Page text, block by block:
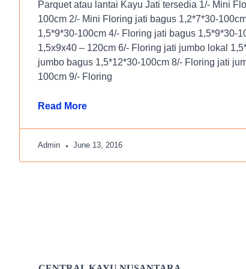
Parquet atau lantai Kayu Jati tersedia 1/- Mini
100cm 2/- Mini Floring jati bagus 1,2*7*30-
1,5*9*30-100cm 4/- Floring jati bagus 1,5*9*30-
1,5x9x40 – 120cm 6/- Floring jati jumbo lokal
jumbo bagus 1,5*12*30-100cm 8/- Floring jati
100cm 9/- Floring
Read More
Admin June 13, 2016